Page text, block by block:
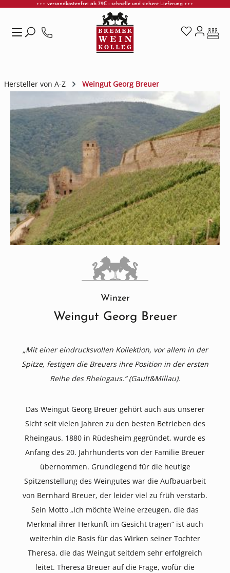
+++ versandkostenfrei ab 79€ - schnelle und sichere Lieferung +++
Hersteller von A-Z Weingut Georg Breuer
Winzer
Weingut Georg Breuer
„Mit einer eindrucksvollen Kollektion, vor allem in der
Spitze, festigen die Breuers ihre Position in der ersten
Reihe des Rheingaus.“ (Gault&Millau).
Das Weingut Georg Breuer gehört auch aus unserer
Sicht seit vielen Jahren zu den besten Betrieben des
Rheingaus. 1880 in Rüdesheim gegründet, wurde es
Anfang des 20. Jahrhunderts von der Familie Breuer
übernommen. Grundlegend für die heutige
Spitzenstellung des Weingutes war die Aufbauarbeit
von Bernhard Breuer, der leider viel zu früh verstarb.
Sein Motto „Ich möchte Weine erzeugen, die das
Merkmal ihrer Herkunft im Gesicht tragen“ ist auch
weiterhin die Basis für das Wirken seiner Tochter
Theresa, die das Weingut seitdem sehr erfolgreich
leitet. Theresa Breuer auf die Frage, wofür die